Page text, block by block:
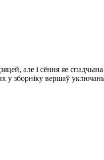
але і сёння яе
у зборніку вершаў